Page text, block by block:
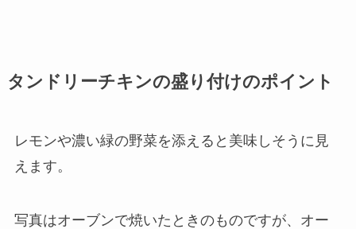
タンドリーチキンの盛り付けのポイント
レモンや濃い緑の野菜を添えると美味しそうに見
えます。
写真はオーブンで焼いたときのものですが、オー